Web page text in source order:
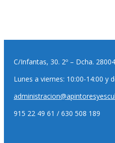
C/Infantas, 30. 2º – Dcha.
Lunes a viernes: 10:00-14:00 y
915 22 49 61 / 630 508 189